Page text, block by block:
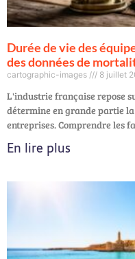
Durée de vie des
des données de
cartographic-images 8 juillet
L'industrie française repose
détermine en grande partie
entreprises. Comprendre les
En lire plus